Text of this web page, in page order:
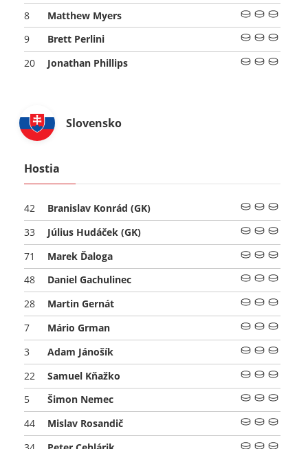
8 Matthew Myers
9 Brett Perlini
20 Jonathan Phillips
Slovensko
Hostia
42 Branislav Konrád (GK)
33 Július Hudáček (GK)
71 Marek Ďaloga
48 Daniel Gachulinec
28 Martin Gernát
7 Mário Grman
3 Adam Jánošík
22 Samuel Kňažko
5 Šimon Nemec
44 Mislav Rosandič